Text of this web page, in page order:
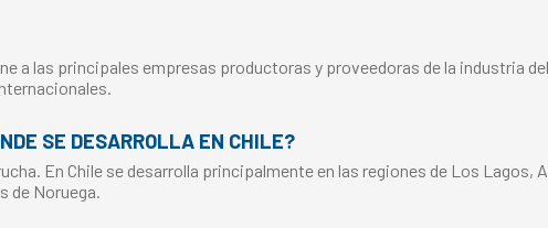
a las principales empresas productoras y proveedoras de la industria
SE DESARROLLA EN CHILE?
En Chile se desarrolla principalmente en las regiones de Los Lagos,
de Noruega.